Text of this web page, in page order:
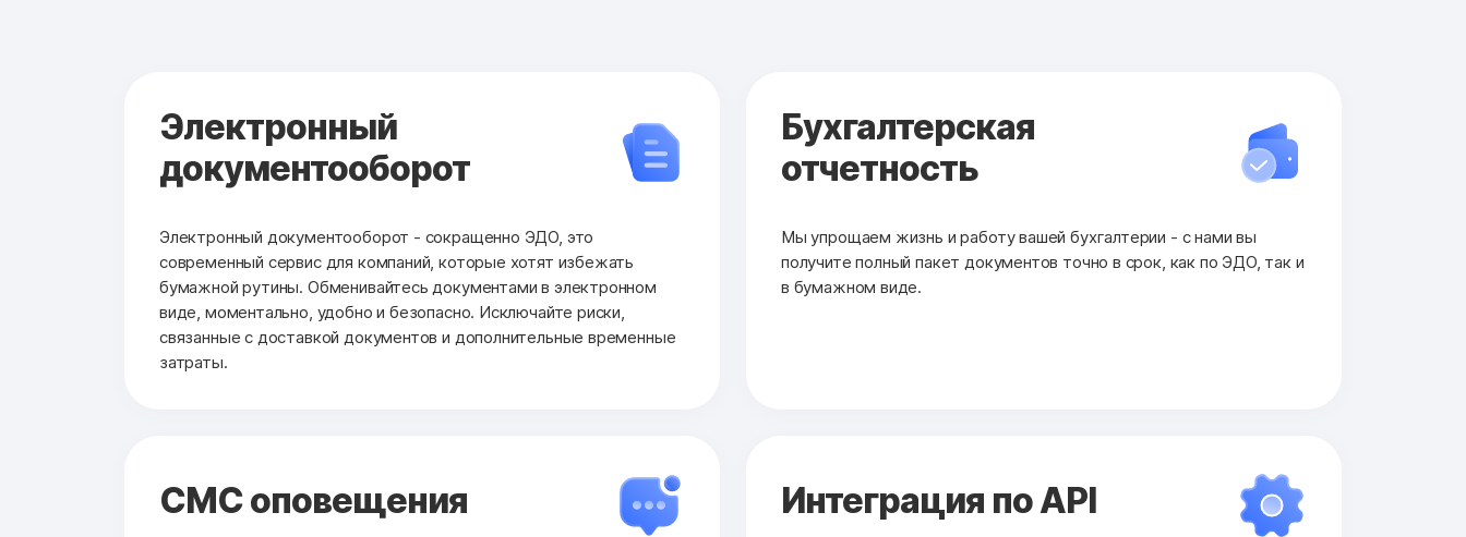
Электронный
документооборот
Электронный документооборот - сокращенно ЭДО, это
современный сервис для компаний, которые хотят избежать
бумажной рутины. Обменивайтесь документами в электронном
виде, моментально, удобно и безопасно. Исключайте риски,
связанные с доставкой документов и дополнительные временные
затраты.
Бухгалтерская
отчетность
Мы упрощаем жизнь и работу вашей бухгалтерии - с нами вы
получите полный пакет документов точно в срок, как по ЭДО, так и
в бумажном виде.
СМС оповещения Интеграция по API